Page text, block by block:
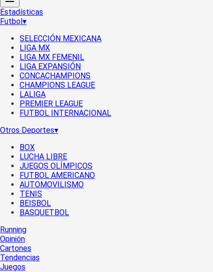
Estadísticas
Futbol▾
SELECCIÓN MEXICANA
LIGA MX
LIGA MX FEMENIL
LIGA EXPANSIÓN
CONCACHAMPIONS
CHAMPIONS LEAGUE
LALIGA
PREMIER LEAGUE
FUTBOL INTERNACIONAL
Otros Deportes▾
BOX
LUCHA LIBRE
JUEGOS OLÍMPICOS
FUTBOL AMERICANO
AUTOMOVILISMO
TENIS
BEISBOL
BASQUETBOL
Running
Opinión
Cartones
Tendencias
Juegos